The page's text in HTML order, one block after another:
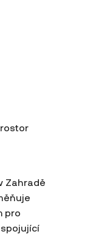
Zahradě
pro